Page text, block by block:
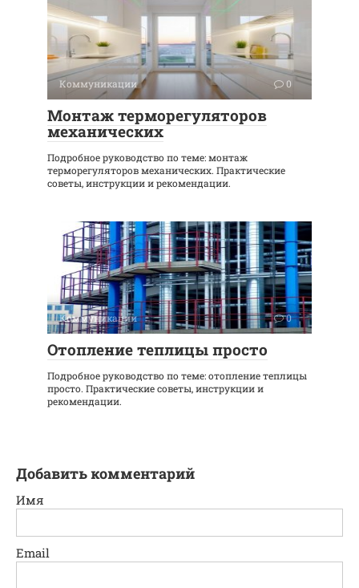
Коммуникации 0
Монтаж терморегуляторов
механических
Подробное руководство по теме: монтаж
терморегуляторов механических. Практические
советы, инструкции и рекомендации.
Коммуникации 0
Отопление теплицы просто
Подробное руководство по теме: отопление теплицы
просто. Практические советы, инструкции и
рекомендации.
Добавить комментарий
Имя
Email